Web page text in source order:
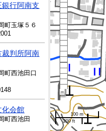
行阿南支
町玉塚５６
裁判所阿南
町西池田口
化会館
町西池田
100 m
200 ft